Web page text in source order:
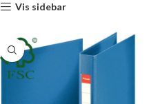
Vis sidebar